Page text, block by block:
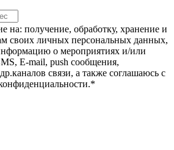
на: получение, обработку, хранение и
своих личных персональных данных,
о мероприятиях и/или
E-mail, push сообщения,
связи, а также соглашаюсь с